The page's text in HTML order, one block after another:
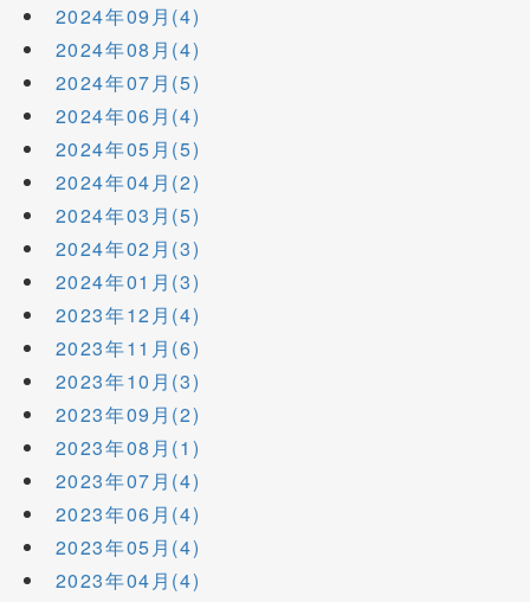
2024年09月(4)
2024年08月(4)
2024年07月(5)
2024年06月(4)
2024年05月(5)
2024年04月(2)
2024年03月(5)
2024年02月(3)
2024年01月(3)
2023年12月(4)
2023年11月(6)
2023年10月(3)
2023年09月(2)
2023年08月(1)
2023年07月(4)
2023年06月(4)
2023年05月(4)
2023年04月(4)